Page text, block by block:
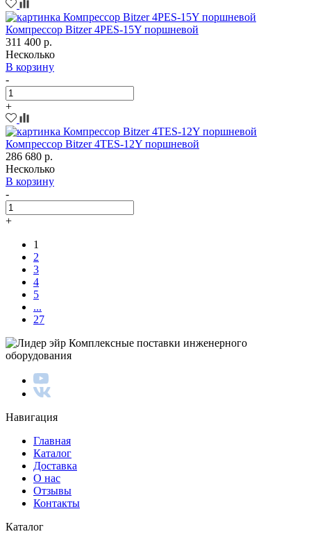
Компрессор Bitzer 4PES-15Y поршневой
311 400 р.
Несколько
В корзину
-
+
Компрессор Bitzer 4TES-12Y поршневой
286 680 р.
Несколько
В корзину
-
+
1
2
3
4
5
...
27
Комплексные поставки инженерного
оборудования
Навигация
Главная
Каталог
Доставка
О нас
Отзывы
Контакты
Каталог